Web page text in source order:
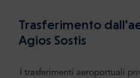
Trasferimento
Agios Sostis
I trasferimenti aeroportuali